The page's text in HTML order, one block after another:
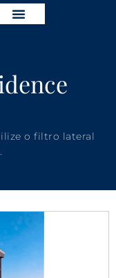
o filtro lateral